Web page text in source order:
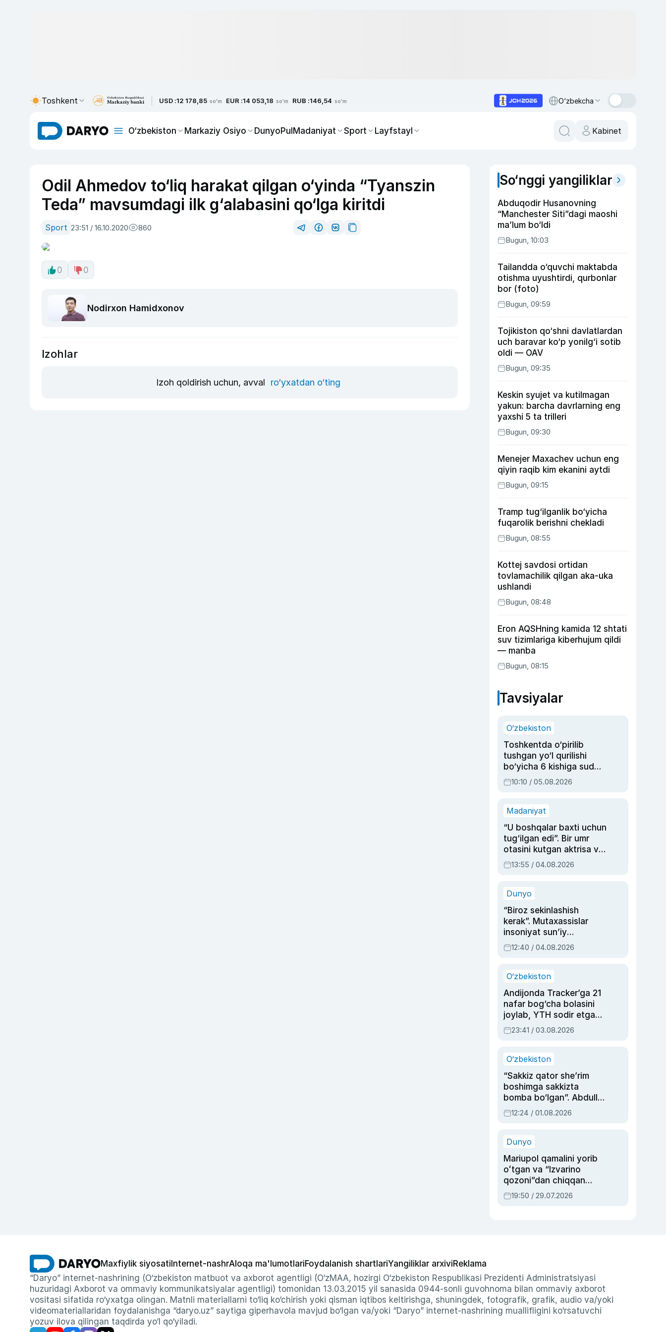
Toshkent USD :12 178,85 so'm EUR :14 053,18 so'm RUB :146,54 so'm O‘zbekcha
O‘zbekiston Markaziy Osiyo DunyoPulMadaniyat Sport Layfstayl Kabinet
Odil Ahmedov to‘liq harakat qilgan o‘yinda “Tyanszin
Teda” mavsumdagi ilk g‘alabasini qo‘lga kiritdi
Sport 23:51 / 16.10.2020 860
0 0
Nodirxon Hamidxonov
Izohlar
Izoh qoldirish uchun, avval ro‘yxatdan o‘ting
So‘nggi yangiliklar
Abduqodir Husanovning
“Manchester Siti”dagi maoshi
ma’lum bo‘ldi
Bugun, 10:03
Tailandda o‘quvchi maktabda
otishma uyushtirdi, qurbonlar
bor (foto)
Bugun, 09:59
Tojikiston qo‘shni davlatlardan
uch baravar ko‘p yonilg‘i sotib
oldi — OAV
Bugun, 09:35
Keskin syujet va kutilmagan
yakun: barcha davrlarning eng
yaxshi 5 ta trilleri
Bugun, 09:30
Menejer Maxachev uchun eng
qiyin raqib kim ekanini aytdi
Bugun, 09:15
Tramp tug‘ilganlik bo‘yicha
fuqarolik berishni chekladi
Bugun, 08:55
Kottej savdosi ortidan
tovlamachilik qilgan aka-uka
ushlandi
Bugun, 08:48
Eron AQSHning kamida 12 shtati
suv tizimlariga kiberhujum qildi
— manba
Bugun, 08:15
Tavsiyalar
O‘zbekiston
Toshkentda o‘pirilib
tushgan yo‘l qurilishi
bo‘yicha 6 kishiga sud
hukmi o‘qildi
10:10 / 05.08.2026
Madaniyat
“U boshqalar baxti uchun
tug‘ilgan edi”. Bir umr
otasini kutgan aktrisa va
dublyaj ustasi Rimma
Ahmedovaning
13:55 / 04.08.2026
Dunyo
“Biroz sekinlashish
kerak”. Mutaxassislar
insoniyat sun’iy
intellektni boshqara
olmay qolishidan xavotir
12:40 / 04.08.2026
O‘zbekiston
Andijonda Tracker’ga 21
nafar bog‘cha bolasini
joylab, YTH sodir etgan
ayolga sud hukmi o‘qildi
23:41 / 03.08.2026
O‘zbekiston
“Sakkiz qator she’rim
boshimga sakkizta
bomba bo‘lgan”. Abdulla
Oripovni siyosiy
ayblovlardan asrab
12:24 / 01.08.2026
Dunyo
Mariupol qamalini yorib
oʻtgan va “Izvarino
qozoni”dan chiqqan
qahramon — Ukraina
armiyasi bosh
19:50 / 29.07.2026
Maxfiylik siyosati Internet-nashrAloqa ma'lumotlariFoydalanish shartlariYangiliklar arxiviReklama
“Daryo” internet-nashrining (O‘zbekiston matbuot va axborot agentligi (O‘zMAA, hozirgi O‘zbekiston Respublikasi Prezidenti Administratsiyasi
huzuridagi Axborot va ommaviy kommunikatsiyalar agentligi) tomonidan 13.03.2015 yil sanasida 0944-sonli guvohnoma bilan ommaviy axborot
vositasi sifatida ro‘yxatga olingan. Matnli materiallarni to‘liq ko‘chirish yoki qisman iqtibos keltirishga, shuningdek, fotografik, grafik, audio va/yoki
videomateriallaridan foydalanishga “daryo.uz” saytiga giperhavola mavjud bo‘lgan va/yoki “Daryo” internet-nashrining muallifligini ko‘rsatuvchi
yozuv ilova qilingan taqdirda yo‘l qo‘yiladi.